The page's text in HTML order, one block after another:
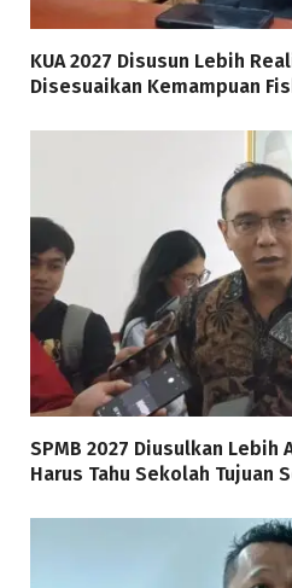
KUA 2027 Disusun Lebih
Disesuaikan Kemampuan
SPMB 2027 Diusulkan Lebih
Harus Tahu Sekolah Tujuan